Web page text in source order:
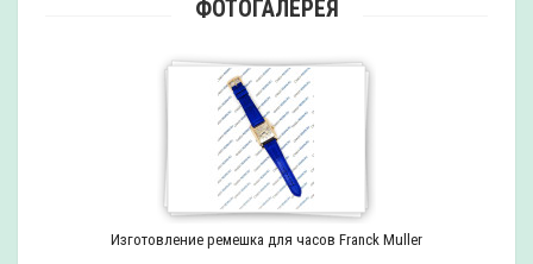
ФОТОГАЛЕРЕЯ
Изготовление ремешка для часов Franck Muller